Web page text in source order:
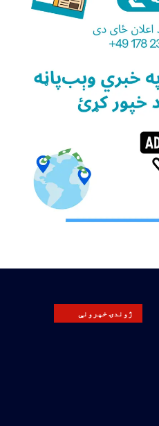
ژوندۍ خپرونې